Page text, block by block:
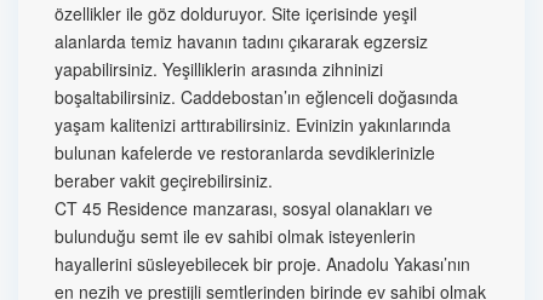
özellikler ile göz dolduruyor. Site içerisinde yeşil
alanlarda temiz havanın tadını çıkararak egzersiz
yapabilirsiniz. Yeşilliklerin arasında zihninizi
boşaltabilirsiniz. Caddebostan’ın eğlenceli doğasında
yaşam kalitenizi arttırabilirsiniz. Evinizin yakınlarında
bulunan kafelerde ve restoranlarda sevdiklerinizle
beraber vakit geçirebilirsiniz.
CT 45 Residence manzarası, sosyal olanakları ve
bulunduğu semt ile ev sahibi olmak isteyenlerin
hayallerini süsleyebilecek bir proje. Anadolu Yakası’nın
en nezih ve prestijli semtlerinden birinde ev sahibi olmak